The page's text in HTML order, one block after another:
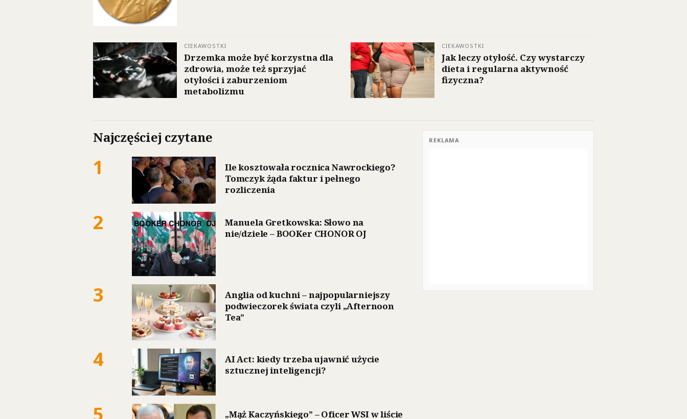
CIEKAWOSTKI
Drzemka może być korzystna dla
zdrowia, może też sprzyjać
otyłości i zaburzeniom
metabolizmu
CIEKAWOSTKI
Jak leczy otyłość. Czy wystarczy
dieta i regularna aktywność
fizyczna?
Najczęściej czytane
1
Ile kosztowała rocznica Nawrockiego?
Tomczyk żąda faktur i pełnego
rozliczenia
2
Manuela Gretkowska: Słowo na
nie/dziele – BOOKer CHONOR OJ
3
Anglia od kuchni – najpopularniejszy
podwieczorek świata czyli „Afternoon
Tea”
4
AI Act: kiedy trzeba ujawnić użycie
sztucznej inteligencji?
5 „Mąż Kaczyńskiego” – Oficer WSI w liście
REKLAMA